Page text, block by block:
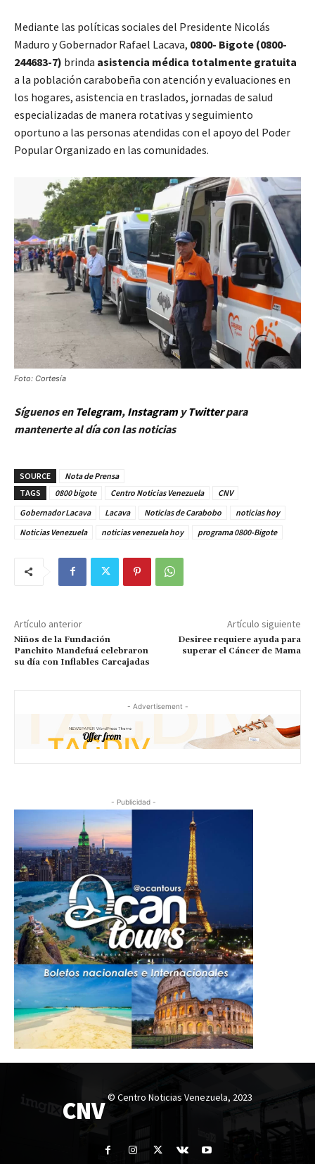
Mediante las políticas sociales del Presidente Nicolás
Maduro y Gobernador Rafael Lacava, 0800- Bigote (0800-
244683-7) brinda asistencia médica totalmente gratuita
a la población carabobeña con atención y evaluaciones en
los hogares, asistencia en traslados, jornadas de salud
especializadas de manera rotativas y seguimiento
oportuno a las personas atendidas con el apoyo del Poder
Popular Organizado en las comunidades.
Foto: Cortesía
Síguenos en Telegram, InstagramyTwitterpara
mantenerte al día con las noticias
SOURCE
Nota de Prensa
TAGS
0800 bigote Centro Noticias Venezuela
CNV
Gobernador Lacava
Lacava Noticias de Carabobo
noticias hoy
Noticias Venezuela
noticias venezuela hoy programa 0800-Bigote
Artículo anterior
Niños de la Fundación
Panchito Mandefuá celebraron
su día con Inflables Carcajadas
Artículo siguiente
Desiree requiere ayuda para
superar el Cáncer de Mama
- Advertisement -
- Publicidad -
CNV © Centro Noticias Venezuela, 2023